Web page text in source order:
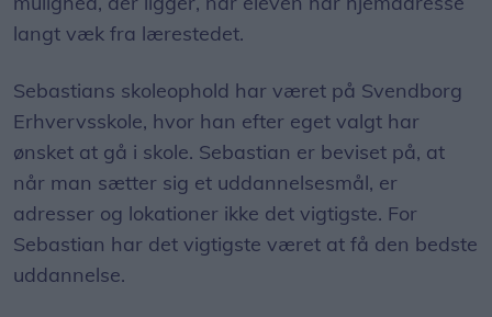
langt væk fra lærestedet.
Sebastians skoleophold har været på Svendborg
Erhvervsskole, hvor han efter eget valgt har
ønsket at gå i skole. Sebastian er beviset på, at
når man sætter sig et uddannelsesmål, er
adresser og lokationer ikke det vigtigste. For
Sebastian har det vigtigste været at få den bedste
uddannelse.